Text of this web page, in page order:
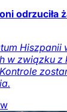
odrzuciła
Hiszpanii
w związku z